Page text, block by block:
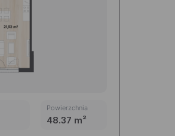
Powierzchnia
48.37 m²